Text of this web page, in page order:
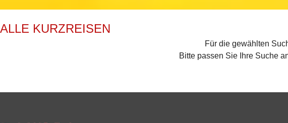
ALLE KURZREISEN
Für die gewählten
Bitte passen Sie Ihre Suche